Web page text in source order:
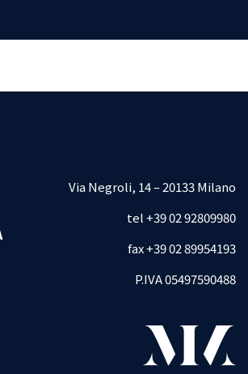
Redazione di policy
Demansionamenti
Contrattualistica
Via Negroli, 14 – 20133 Milano
tel +39 02 92809980
fax +39 02 89954193
P.IVA 05497590488